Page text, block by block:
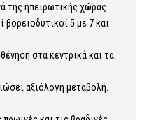
της ηπειρωτικής χώρας.
βορειοδυτικοί 5 με 7 και
στα κεντρικά και τα
αξιόλογη μεταβολή.